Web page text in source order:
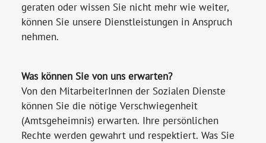
geraten oder wissen Sie nicht mehr wie weiter,
können Sie unsere Dienstleistungen in Anspruch
nehmen.
Was können Sie von uns erwarten?
Von den MitarbeiterInnen der Sozialen Dienste
können Sie die nötige Verschwiegenheit
(Amtsgeheimnis) erwarten. Ihre persönlichen
Rechte werden gewahrt und respektiert. Was Sie